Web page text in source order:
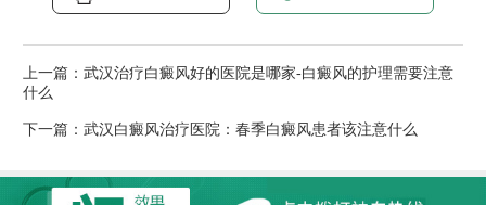
上一篇： 武汉治疗白癜风好的医院是哪家-白癜风的护理需要注意
什么
下一篇： 武汉白癜风治疗医院：春季白癜风患者该注意什么